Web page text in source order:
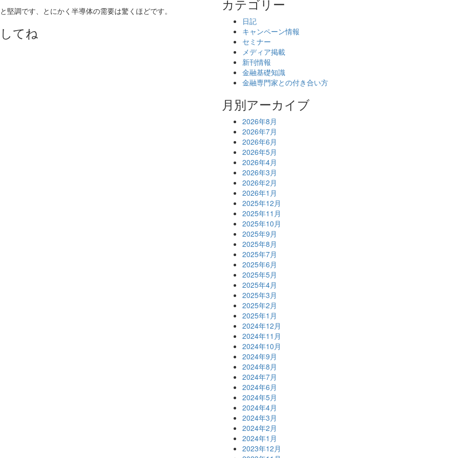
調です、とにかく半導体の需要は驚くほどです。
てね
カテゴリー
日記
キャンペーン情報
セミナー
メディア掲載
新刊情報
金融基礎知識
金融専門家との付き合い方
月別アーカイブ
2026年8月
2026年7月
2026年6月
2026年5月
2026年4月
2026年3月
2026年2月
2026年1月
2025年12月
2025年11月
2025年10月
2025年9月
2025年8月
2025年7月
2025年6月
2025年5月
2025年4月
2025年3月
2025年2月
2025年1月
2024年12月
2024年11月
2024年10月
2024年9月
2024年8月
2024年7月
2024年6月
2024年5月
2024年4月
2024年3月
2024年2月
2024年1月
2023年12月